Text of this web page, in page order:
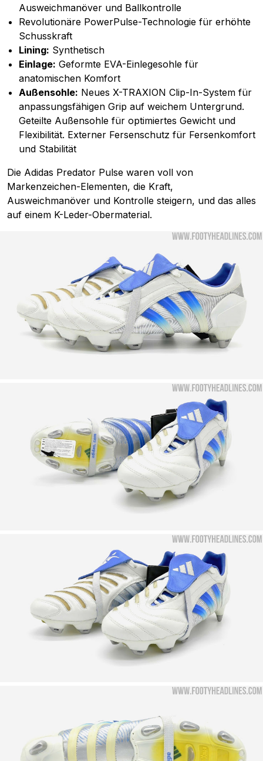
Ausweichmanöver und Ballkontrolle
Revolutionäre PowerPulse-Technologie für erhöhte
Schusskraft
Lining: Synthetisch
Einlage: Geformte EVA-Einlegesohle für
anatomischen Komfort
Außensohle: Neues X-TRAXION Clip-In-System für
anpassungsfähigen Grip auf weichem Untergrund.
Geteilte Außensohle für optimiertes Gewicht und
Flexibilität. Externer Fersenschutz für Fersenkomfort
und Stabilität
Die Adidas Predator Pulse waren voll von
Markenzeichen-Elementen, die Kraft,
Ausweichmanöver und Kontrolle steigern, und das alles
auf einem K-Leder-Obermaterial.